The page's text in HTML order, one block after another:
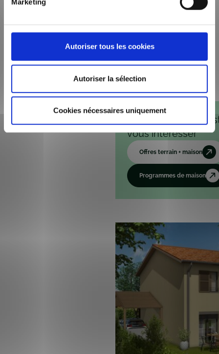
Marketing
Autoriser tous les cookies
Autoriser la sélection
Cookies nécessaires uniquement
exploitées dans le cadre de la relation commerciale qui peut en
Ces projets de
vous intéresser
Offres terrain + maison
Programmes de maison